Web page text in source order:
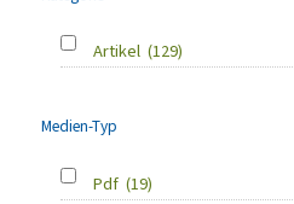
Artikel (129)
Medien-Typ
Pdf (19)